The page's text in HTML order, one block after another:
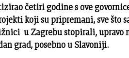
četiri godine s ove
koji su pripremani, sve što
u Zagrebu stopirali, upravo
grad, posebno u Slavoniji.